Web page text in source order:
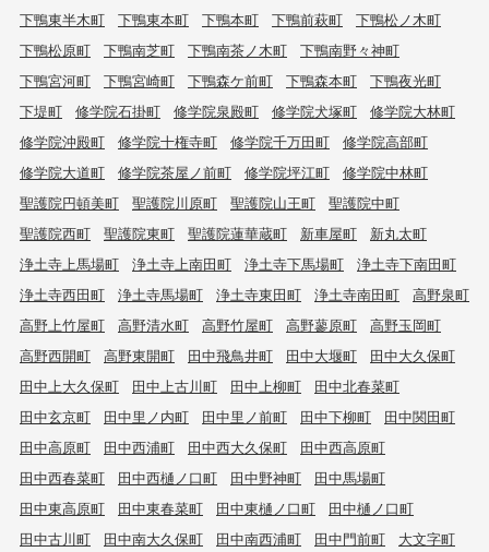
下鴨東半木町
下鴨東本町 下鴨本町 下鴨前萩町
下鴨松ノ木町
下鴨松原町
下鴨南芝町 下鴨南茶ノ木町
下鴨南野々神町
下鴨宮河町
下鴨宮崎町 下鴨森ケ前町 下鴨森本町
下鴨夜光町
下堤町
修学院石掛町 修学院泉殿町 修学院犬塚町
修学院大林町
修学院沖殿町
修学院十権寺町 修学院千万田町
修学院高部町
修学院大道町
修学院茶屋ノ前町 修学院坪江町
修学院中林町
聖護院円頓美町
聖護院川原町 聖護院山王町
聖護院中町
聖護院西町
聖護院東町 聖護院蓮華蔵町 新車屋町
新丸太町
浄土寺上馬場町
浄土寺上南田町 浄土寺下馬場町
浄土寺下南田町
浄土寺西田町
浄土寺馬場町 浄土寺東田町 浄土寺南田町
高野泉町
高野上竹屋町
高野清水町 高野竹屋町 高野蓼原町
高野玉岡町
高野西開町
高野東開町 田中飛鳥井町 田中大堰町
田中大久保町
田中上大久保町
田中上古川町 田中上柳町
田中北春菜町
田中玄京町
田中里ノ内町 田中里ノ前町 田中下柳町
田中関田町
田中高原町
田中西浦町 田中西大久保町
田中西高原町
田中西春菜町
田中西樋ノ口町 田中野神町
田中馬場町
田中東高原町
田中東春菜町 田中東樋ノ口町
田中樋ノ口町
田中古川町
田中南大久保町 田中南西浦町 田中門前町
大文字町